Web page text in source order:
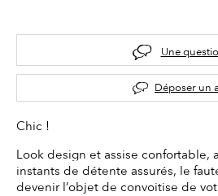
Une
Déposer un
Chic !
Look design et assise confortable,
instants de détente assurés, le
devenir l’objet de convoitise de